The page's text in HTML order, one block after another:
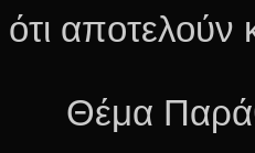
ότι
Θέμα